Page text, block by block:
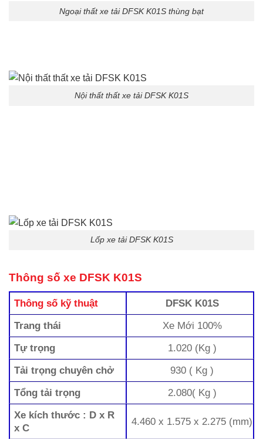
Ngoại thất xe tải DFSK K01S thùng bạt
Nội thất thất xe tải DFSK K01S
Lốp xe tải DFSK K01S
Thông số xe DFSK K01S
Thông số kỹ thuật
DFSK K01S
Trang thái
Xe Mới 100%
Tự trọng
1.020 (Kg )
Tải trọng chuyên chở
930 ( Kg )
Tổng tải trọng
2.080( Kg )
Xe kích thước : D x R
x C
4.460 x 1.575 x 2.275 (mm)